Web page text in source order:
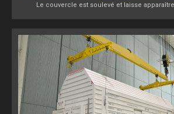
Le couvercle est soulevé et laisse